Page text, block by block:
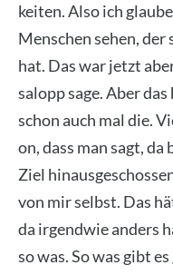
kei­ten. Also ich
Men­schen sehen, der
hat. Das war jetzt
salopp sage. Aber
schon auch mal die.
on, dass man sagt,
Ziel
von mir selbst. Das
da irgend­wie anders
so was. So was gibt